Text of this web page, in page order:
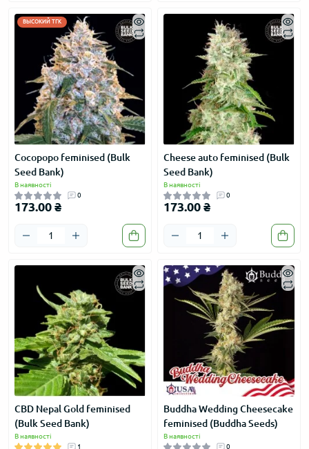
ВЫСОКИЙ ТГК
Cocopopo feminised (Bulk
Seed Bank)
В наявності
0
173.00 ₴
Cheese auto feminised (Bulk
Seed Bank)
В наявності
0
173.00 ₴
CBD Nepal Gold feminised
(Bulk Seed Bank)
В наявності
1
Buddha Wedding Cheesecake
feminised (Buddha Seeds)
В наявності
0